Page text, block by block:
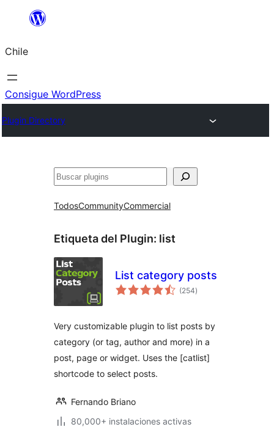
Saltar
contenido
Chile
Consigue WordPress
Plugin Directory
Buscar
TodosCommunityCommercial
Etiqueta del Plugin: list
List category posts
(254evaluación
total
)
Very customizable plugin to list posts by
category (or tag, author and more) in a
post, page or widget. Uses the [catlist]
shortcode to select posts.
Fernando Briano
80,000+ instalaciones activas